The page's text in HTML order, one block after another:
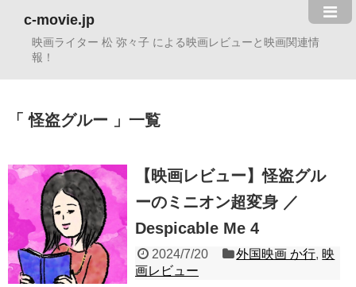
c-movie.jp
映画ライター 松 弥々子 による映画レビューと映画関連情
報！
怪盗グルー 一覧
【映画レビュー】怪盗グル
ーのミニオン超変身 ／
Despicable Me 4
2024/7/20 外国映画 か行, 映
画レビュー